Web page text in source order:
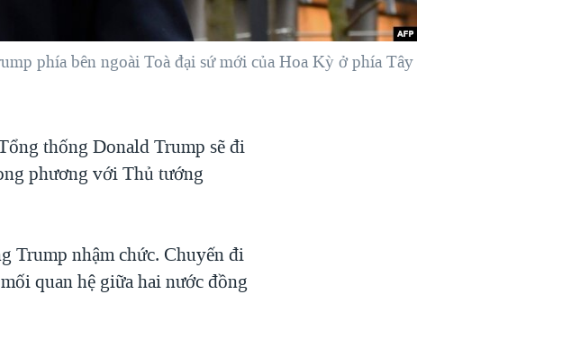
phía bên ngoài Toà đại sứ mới của Hoa Kỳ ở phía Tây
thống Donald Trump sẽ đi
phương với Thủ tướng
Trump nhậm chức. Chuyến đi
quan hệ giữa hai nước đồng